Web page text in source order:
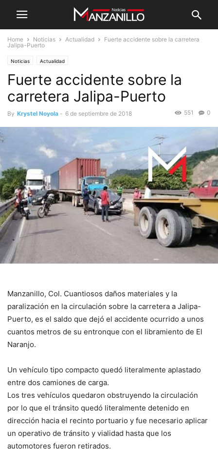
Home Noticias Actualidad
Fuerte accidente sobre la carretera
Jalipa-Puerto
Noticias Actualidad
Fuerte accidente sobre la
carretera Jalipa-Puerto
By Krystel Noyola - 6 de septiembre de 2018 0
551
Manzanillo, Col. Cuantiosos daños materiales y la
paralización en la circulación sobre la carretera a Jalipa-
Puerto, es el saldo que dejó el accidente ocurrido a unos
cuantos metros de su entronque con el libramiento de El
Naranjo.
Un vehículo tipo compacto quedó literalmente aplastado
entre dos camiones de carga.
Los tres vehículos quedaron obstruyendo la circulación
por lo que el tránsito quedó literalmente detenido en
dirección hacia el recinto portuario y fue necesario aplicar
un operativo de tránsito y vialidad hasta que los
automotores fueron retirados.